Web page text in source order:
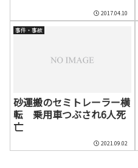
2017.04.10
事件・事故
砂運搬のセミトレーラー横
転 乗用車つぶされ6人死
亡
2021.09.02